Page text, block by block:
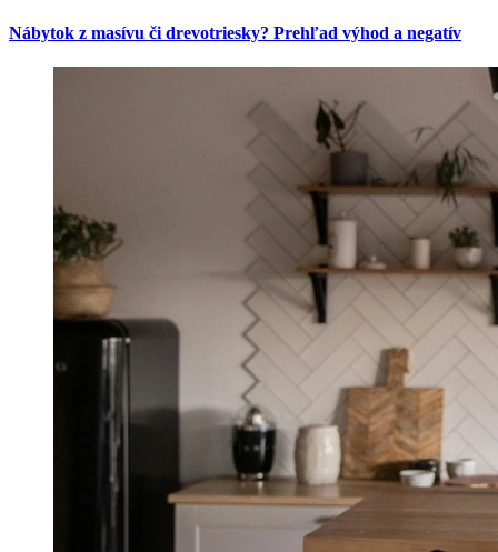
Nábytok z masívu či drevotriesky? Prehľad výhod a negatív